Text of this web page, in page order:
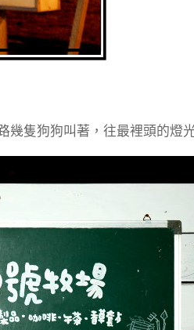
幾隻狗狗叫著，往最裡頭的燈